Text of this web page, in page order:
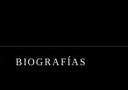
BIOGRAFÍAS